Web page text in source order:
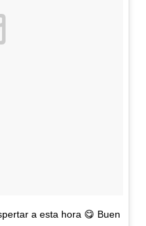
a esta hora 😋 Buen